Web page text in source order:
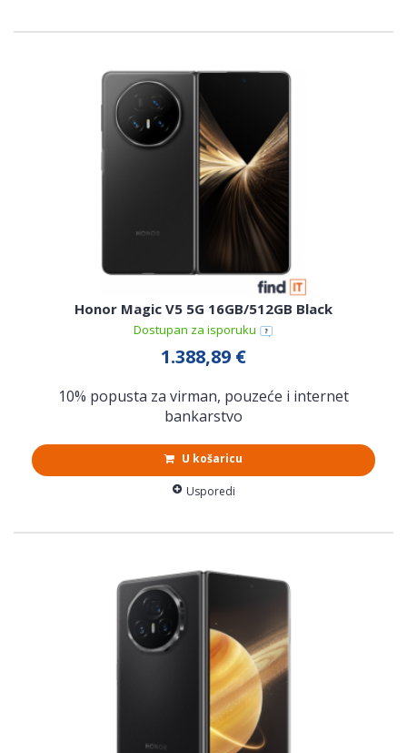
Honor Magic V5 5G 16GB/512GB Black
Dostupan za isporuku
1.388,89 €
10% popusta za virman, pouzeće i internet
bankarstvo
U košaricu
Usporedi